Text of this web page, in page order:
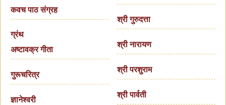
कवच पाठ संग्रह
ग्रंथ
अष्टावक्र गीता
गुरूचरित्र
ज्ञानेश्वरी
श्री गुरुदत्ता
श्री नारायण
श्री परशुराम
श्री पार्वती